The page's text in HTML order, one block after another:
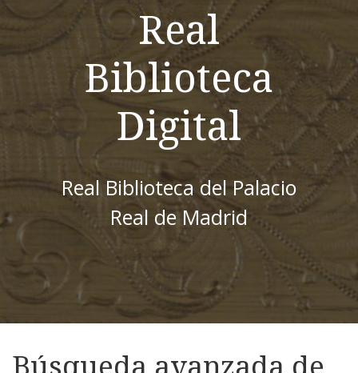
Real
Biblioteca
Digital
Real Biblioteca del Palacio
Real de Madrid
Búsqueda avanzada de